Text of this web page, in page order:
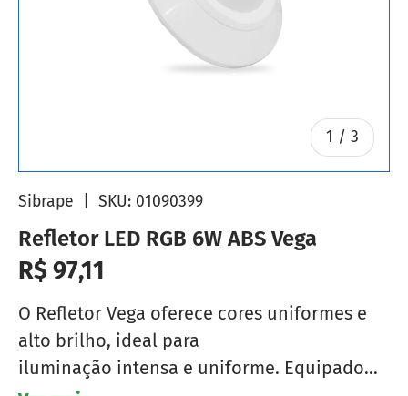
1 / de
3
Sibrape SKU: 01090399
Refletor LED RGB 6W ABS Vega
Preço normal
R$ 97,11
O Refletor Vega oferece cores uniformes e
alto brilho, ideal para
iluminação intensa e uniforme. Equipado